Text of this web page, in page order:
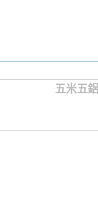
五米五